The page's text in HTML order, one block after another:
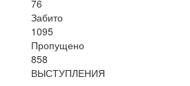
76
Забито
1095
Пропущено
858
ВЫСТУПЛЕНИЯ